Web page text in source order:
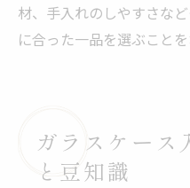
材、手入れのしやすさな
に合った一品を選ぶことを
ガラスケース
と豆知識